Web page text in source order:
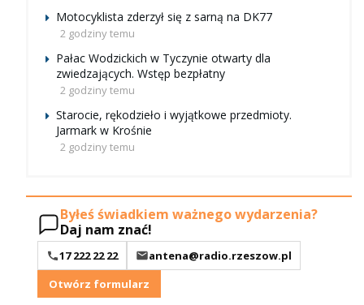
Motocyklista zderzył się z sarną na DK77
2 godziny temu
Pałac Wodzickich w Tyczynie otwarty dla
zwiedzających. Wstęp bezpłatny
2 godziny temu
Starocie, rękodzieło i wyjątkowe przedmioty.
Jarmark w Krośnie
2 godziny temu
Byłeś świadkiem ważnego wydarzenia?
Daj nam znać!
17 222 22 22
antena@radio.rzeszow.pl
Otwórz formularz